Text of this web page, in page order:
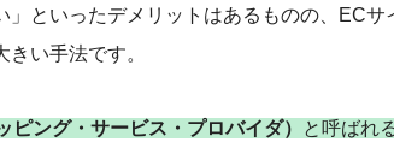
」といったデメリットはあるものの、EC
い手法です。
ピング・サービス・プロバイダ）
と呼ばれ